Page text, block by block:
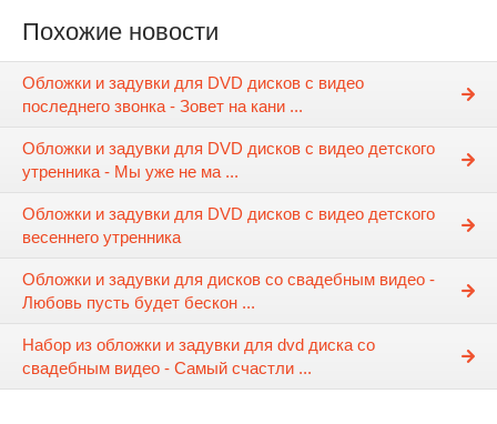
Похожие новости
Обложки и задувки для DVD дисков с видео
последнего звонка - Зовет на кани ...
Обложки и задувки для DVD дисков с видео детского
утренника - Мы уже не ма ...
Обложки и задувки для DVD дисков с видео детского
весеннего утренника
Обложки и задувки для дисков со свадебным видео -
Любовь пусть будет бескон ...
Набор из обложки и задувки для dvd диска со
свадебным видео - Самый счастли ...